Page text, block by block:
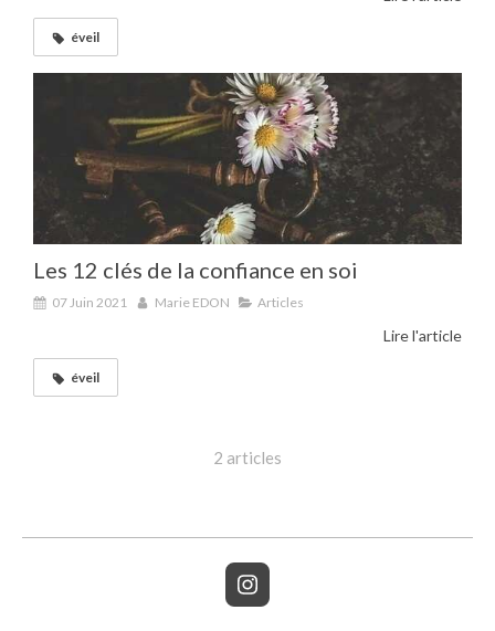
éveil
Les 12 clés de la confiance en soi
07 Juin 2021 Marie EDON Articles
Lire l'article
éveil
2 articles